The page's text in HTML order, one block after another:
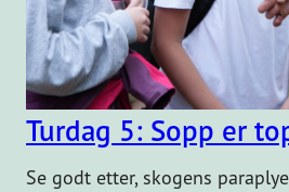
Turdag 5: Sopp er
Se godt etter, skogens